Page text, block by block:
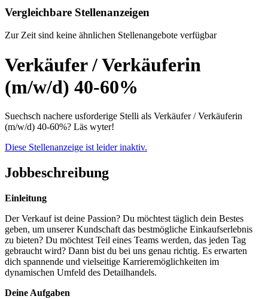
Vergleichbare Stellenanzeigen
Zur Zeit sind keine ähnlichen Stellenangebote verfügbar
Verkäufer / Verkäuferin
(m/w/d) 40-60%
Suechsch nachere usforderige Stelli als Verkäufer / Verkäuferin
(m/w/d) 40-60%? Läs wyter!
Diese Stellenanzeige ist leider inaktiv.
Jobbeschreibung
Einleitung
Der Verkauf ist deine Passion? Du möchtest täglich dein Bestes
geben, um unserer Kundschaft das bestmögliche Einkaufserlebnis
zu bieten? Du möchtest Teil eines Teams werden, das jeden Tag
gebraucht wird? Dann bist du bei uns genau richtig. Es erwarten
dich spannende und vielseitige Karrieremöglichkeiten im
dynamischen Umfeld des Detailhandels.
Deine Aufgaben